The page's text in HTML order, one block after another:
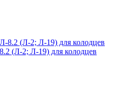
(Л-2; Л-19) для колодцев